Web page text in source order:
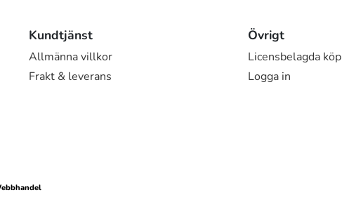
Kundtjänst
Allmänna villkor
Frakt & leverans
Övrigt
Licensbelagda köp
Logga in